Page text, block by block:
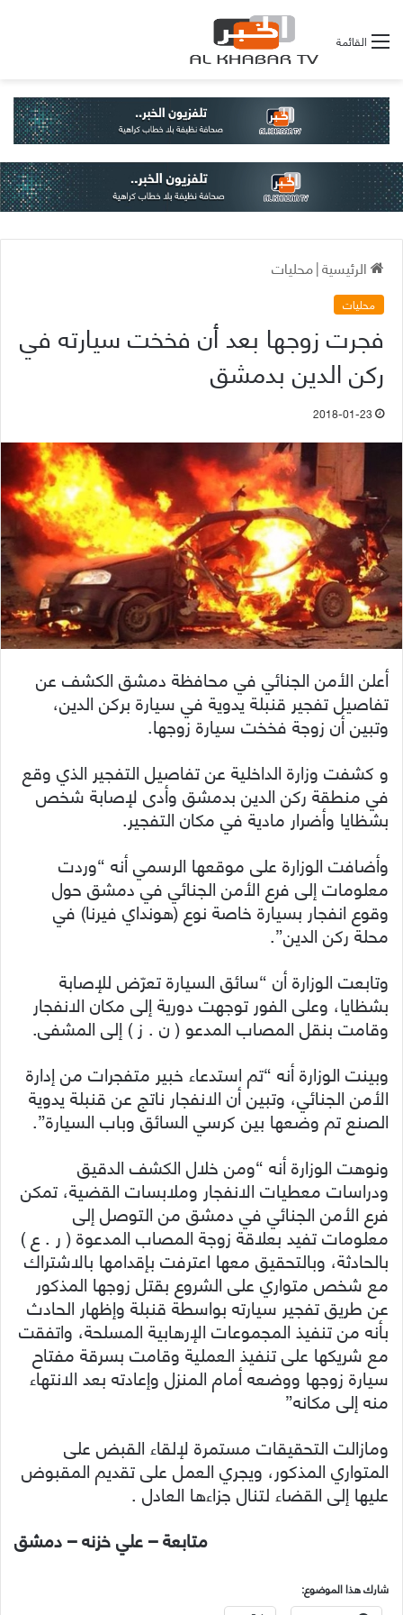
القائمة
الرئيسية|محليات
محليات
فجرت زوجها بعد أن فخخت سيارته في
ركن الدين بدمشق
2018-01-23
أعلن الأمن الجنائي في محافظة دمشق الكشف عن
تفاصيل تفجير قنبلة يدوية في سيارة بركن الدين،
وتبين أن زوجة فخخت سيارة زوجها.
و كشفت وزارة الداخلية عن تفاصيل التفجير الذي وقع
في منطقة ركن الدين بدمشق وأدى لإصابة شخص
بشظايا وأضرار مادية في مكان التفجير.
وأضافت الوزارة على موقعها الرسمي أنه “وردت
معلومات إلى فرع الأمن الجنائي في دمشق حول
وقوع انفجار بسيارة خاصة نوع (هونداي فيرنا) في
محلة ركن الدين”.
وتابعت الوزارة أن “سائق السيارة تعرّض للإصابة
بشظايا، وعلى الفور توجهت دورية إلى مكان الانفجار
وقامت بنقل المصاب المدعو ( ن . ز ) إلى المشفى.
وبينت الوزارة أنه “تم استدعاء خبير متفجرات من إدارة
الأمن الجنائي، وتبين أن الانفجار ناتج عن قنبلة يدوية
الصنع تم وضعها بين كرسي السائق وباب السيارة”.
ونوهت الوزارة أنه “ومن خلال الكشف الدقيق
ودراسات معطيات الانفجار وملابسات القضية، تمكن
فرع الأمن الجنائي في دمشق من التوصل إلى
معلومات تفيد بعلاقة زوجة المصاب المدعوة ( ر . ع )
بالحادثة، وبالتحقيق معها اعترفت بإقدامها بالاشتراك
مع شخص متواري على الشروع بقتل زوجها المذكور
عن طريق تفجير سيارته بواسطة قنبلة وإظهار الحادث
بأنه من تنفيذ المجموعات الإرهابية المسلحة، واتفقت
مع شريكها على تنفيذ العملية وقامت بسرقة مفتاح
سيارة زوجها ووضعه أمام المنزل وإعادته بعد الانتهاء
منه إلى مكانه”
ومازالت التحقيقات مستمرة لإلقاء القبض على
المتواري المذكور، ويجري العمل على تقديم المقبوض
عليها إلى القضاء لتنال جزاءها العادل .
متابعة – علي خزنه – دمشق
شارك هذا الموضوع: